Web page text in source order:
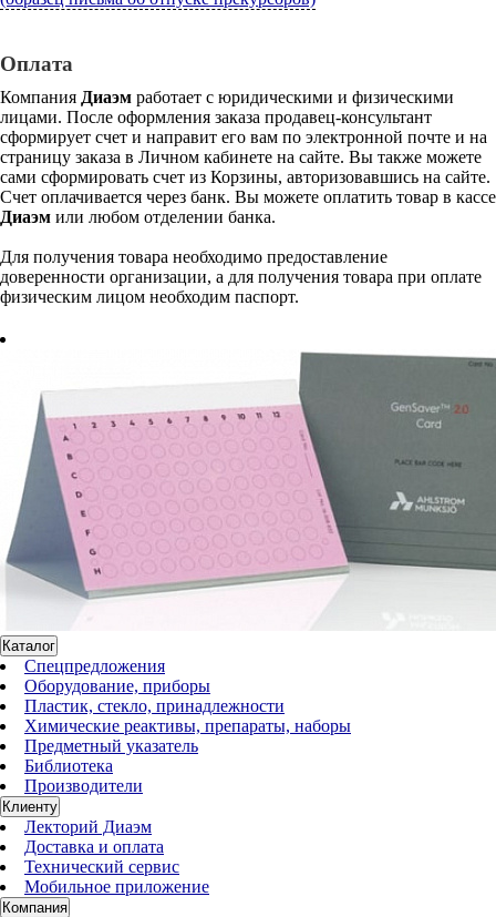
Оплата
Компания Диаэм работает с юридическими и физическими
лицами. После оформления заказа продавец-консультант
сформирует счет и направит его вам по электронной почте и на
страницу заказа в Личном кабинете на сайте. Вы также можете
сами сформировать счет из Корзины, авторизовавшись на сайте.
Счет оплачивается через банк. Вы можете оплатить товар в кассе
Диаэм или любом отделении банка.
Для получения товара необходимо предоставление
доверенности организации, а для получения товара при оплате
физическим лицом необходим паспорт.
Каталог
Спецпредложения
Оборудование, приборы
Пластик, стекло, принадлежности
Химические реактивы, препараты, наборы
Предметный указатель
Библиотека
Производители
Клиенту
Лекторий Диаэм
Доставка и оплата
Технический сервис
Мобильное приложение
Компания